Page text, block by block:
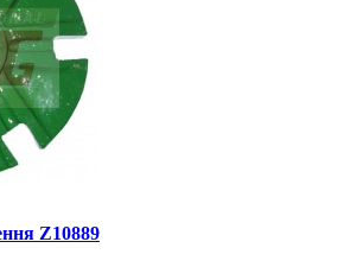
Z10889